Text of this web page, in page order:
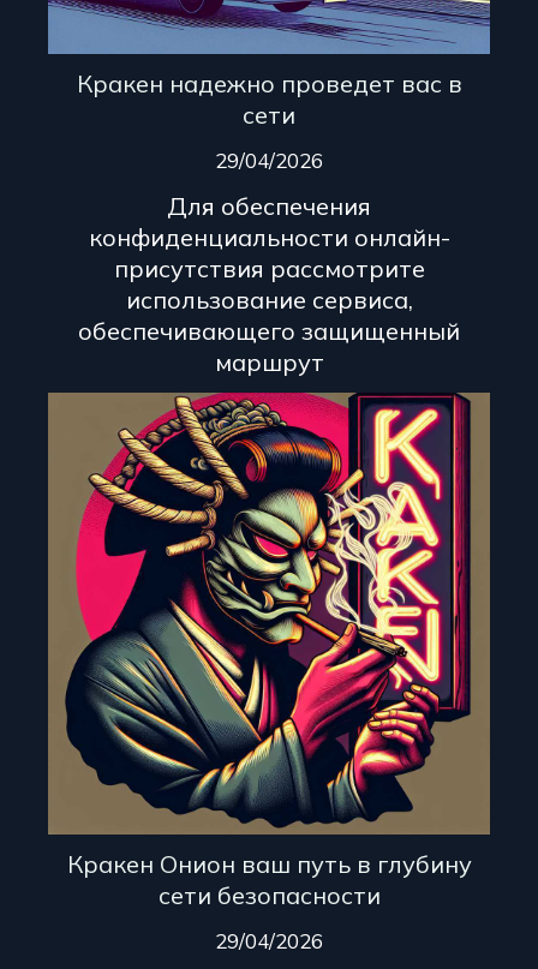
Кракен надежно проведет вас в
сети
29/04/2026
Для обеспечения
конфиденциальности онлайн-
присутствия рассмотрите
использование сервиса,
обеспечивающего защищенный
маршрут
Кракен Онион ваш путь в глубину
сети безопасности
29/04/2026